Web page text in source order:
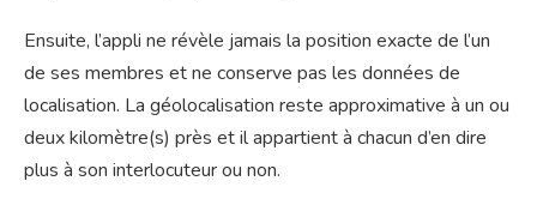
Ensuite, l’appli ne révèle jamais la position exacte de l’un
de ses membres et ne conserve pas les données de
localisation. La géolocalisation reste approximative à un ou
deux kilomètre(s) près et il appartient à chacun d’en dire
plus à son interlocuteur ou non.